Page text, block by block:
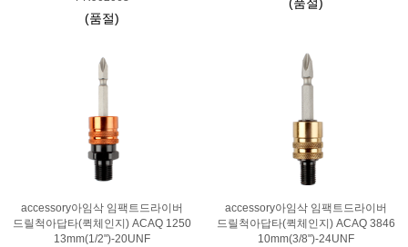
(품절)
accessory아임삭 임팩트드라이버
드릴척아답타(퀵체인지) ACAQ 1250
13mm(1/2")-20UNF
accessory아임삭 임팩트드라이버
드릴척아답타(퀵체인지) ACAQ 3846
10mm(3/8")-24UNF